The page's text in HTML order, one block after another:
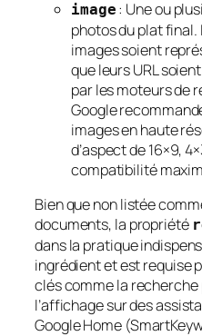
image : Une ou
photos du plat
images soient
que leurs URL
par les moteurs de
Google
images en haute
d’aspect de 16×9,
compatibilité
Bien que non listée
documents, la propriété
dans la pratique
ingrédient et est requise
clés comme la
l’affichage sur des
Google Home